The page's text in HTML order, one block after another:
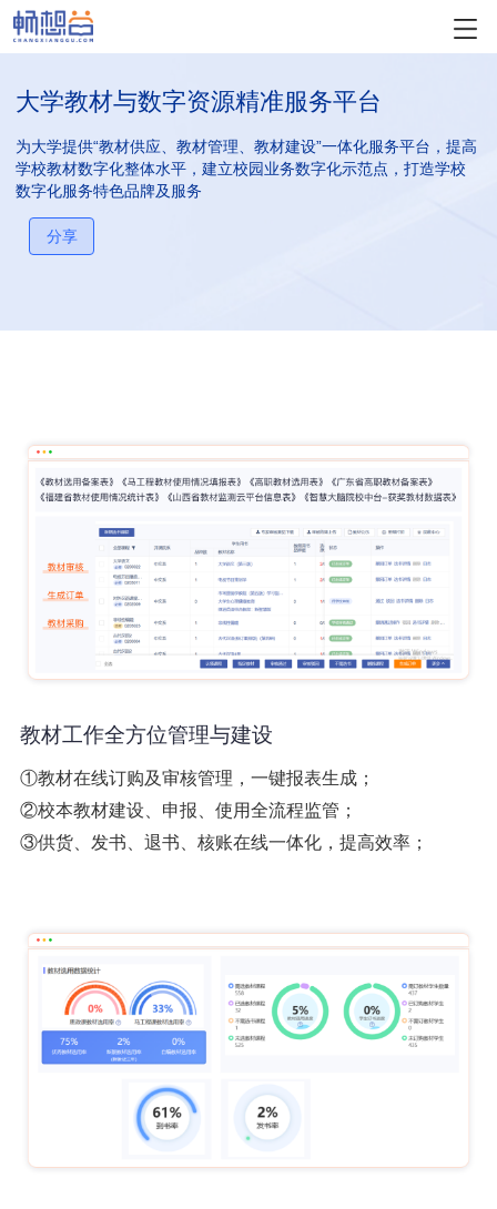
大学教材与数字资源精准服务平台
为大学提供“教材供应、教材管理、教材建设”一体化服务平台，提高
学校教材数字化整体水平，建立校园业务数字化示范点，打造学校
数字化服务特色品牌及服务
分享
教材工作全方位管理与建设
①教材在线订购及审核管理，一键报表生成；
②校本教材建设、申报、使用全流程监管；
③供货、发书、退书、核账在线一体化，提高效率；